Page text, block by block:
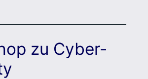
zu Cyber-